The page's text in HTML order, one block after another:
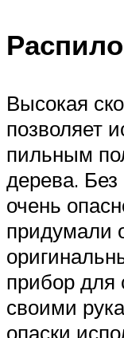
Высокая
позволяет
пильным
дерева.
очень
придумали
прибор для
своими
опаски